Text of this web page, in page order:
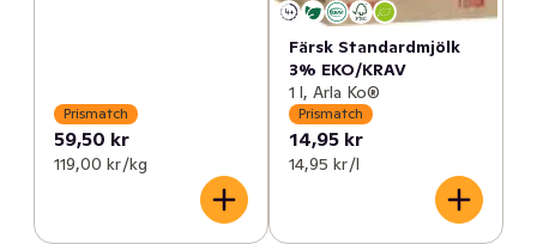
Prismatch
59,50 kr
119,00 kr /kg
Färsk Standardmjölk
3% EKO/KRAV
1 l, Arla Ko®
Prismatch
14,95 kr
14,95 kr /l